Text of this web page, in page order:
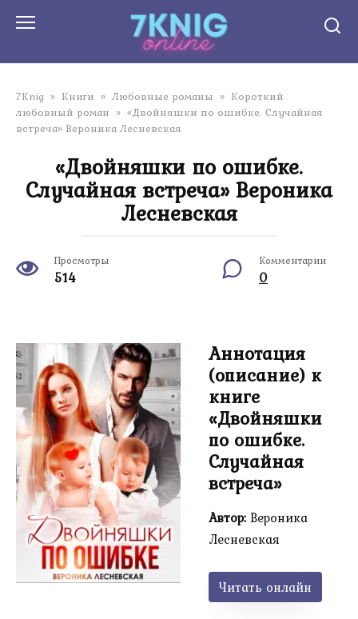
7Knig » Книги » Любовные романы » Короткий
любовный роман » «Двойняшки по ошибке. Случайная
встреча» Вероника Лесневская
«Двойняшки по ошибке.
Случайная встреча» Вероника
Лесневская
Просмотры
514
Комментарии
0
Аннотация
(описание) к
книге
«Двойняшки
по ошибке.
Случайная
встреча»
Автор:Вероника
Лесневская
Читать онлайн